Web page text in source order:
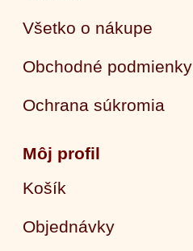
Všetko o nákupe
Obchodné podmienky
Ochrana súkromia
Môj profil
Košík
Objednávky